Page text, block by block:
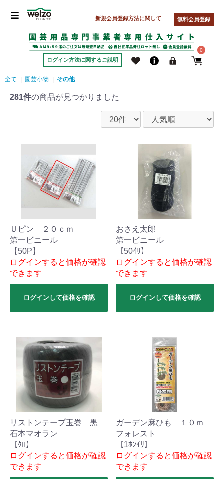
新規会員登録方法に関して 無料会員登録
ログイン方法に関するご説明
0
全て | 園芸小物 | その他
281件の商品が見つかりました
Ｕピン ２０ｃｍ
第一ビニール
【50P】
ログインすると価格が確認
できます
ログインして価格を確認
おさえ太郎
第一ビニール
【50ｲﾘ】
ログインすると価格が確認
できます
ログインして価格を確認
リストンテープ玉巻 黒
石本マオラン
【ｸﾛ】
ログインすると価格が確認
できます
ガーデン麻ひも １０ｍ
フォレスト
【1ﾎﾝｲﾘ】
ログインすると価格が確認
できます